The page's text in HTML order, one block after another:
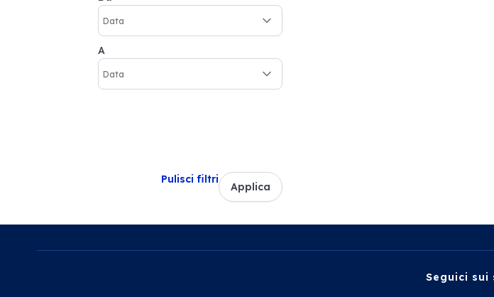
A
Pulisci filtri
Applica
Seguici sui